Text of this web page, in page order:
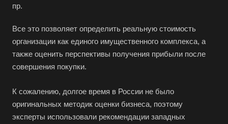
пр.
Все это позволяет определить реальную стоимость
организации как единого имущественного комплекса, а
также оценить перспективы получения прибыли после
совершения покупки.
К сожалению, долгое время в России не было
оригинальных методик оценки бизнеса, поэтому
эксперты использовали рекомендации западных